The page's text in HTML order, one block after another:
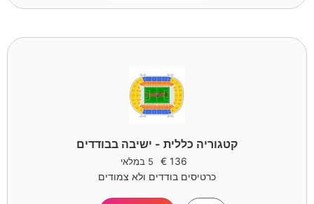
קטגוריה כללית - ישיבה בבודדים
136
€ 5 במלאי
כרטיסים בודדים ולא צמודים